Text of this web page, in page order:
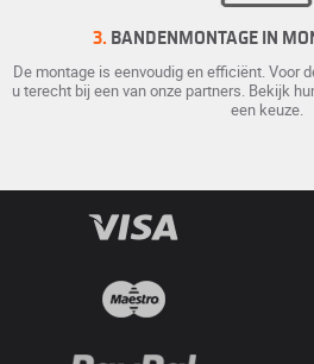
3. BANDENMONTAGE IN
De montage is eenvoudig en efficiënt. Voor
u terecht bij een van onze partners. Bekijk
een keuze.